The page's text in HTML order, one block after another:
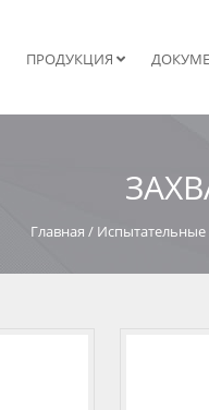
ПРОДУКЦИЯ
Главная /